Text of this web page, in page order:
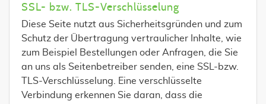
SSL- bzw. TLS-Verschlüsselung
Diese Seite nutzt aus Sicherheitsgründen und zum
Schutz der Übertragung vertraulicher Inhalte, wie
zum Beispiel Bestellungen oder Anfragen, die Sie
an uns als Seitenbetreiber senden, eine SSL-bzw.
TLS-Verschlüsselung. Eine verschlüsselte
Verbindung erkennen Sie daran, dass die